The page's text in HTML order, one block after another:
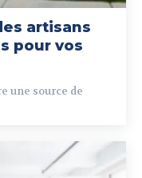
artisans
pour vos
une source de